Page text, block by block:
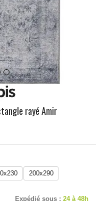
rayé Amir
200x290
Expédié sous : 24 à 48h